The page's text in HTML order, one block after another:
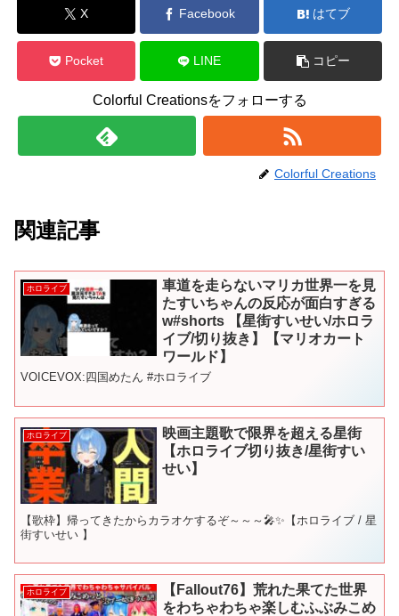
X Facebook はてブ
Pocket LINE コピー
Colorful Creationsをフォローする
Colorful Creations
関連記事
ホロライブ
車道を走らないマリカ世界一を見
たすいちゃんの反応が面白すぎる
w#shorts 【星街すいせい/ホロラ
イブ/切り抜き】【マリオカート
ワールド】
VOICEVOX:四国めたん #ホロライブ
ホロライブ
映画主題歌で限界を超える星街
【ホロライブ切り抜き/星街すい
せい】
【歌枠】帰ってきたからカラオケするぞ～～～🎤✨【ホロライブ / 星
街すいせい 】
ホロライブ
【Fallout76】荒れた果てた世界
をわちゃわちゃ楽しむふぶみこめ